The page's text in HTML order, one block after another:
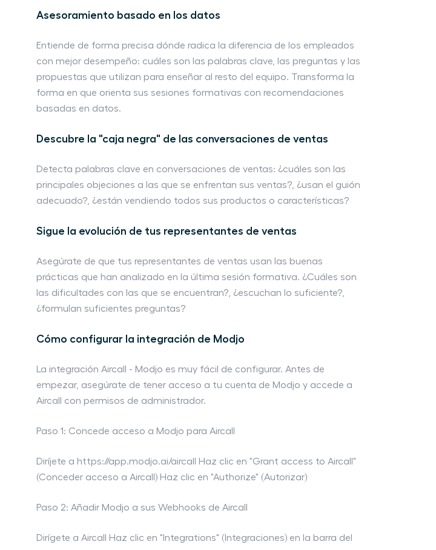
Asesoramiento basado en los datos
Entiende de forma precisa dónde radica la diferencia de los empleados
con mejor desempeño: cuáles son las palabras clave, las preguntas y las
propuestas que utilizan para enseñar al resto del equipo. Transforma la
forma en que orienta sus sesiones formativas con recomendaciones
basadas en datos.
Descubre la "caja negra" de las conversaciones de ventas
Detecta palabras clave en conversaciones de ventas: ¿cuáles son las
principales objeciones a las que se enfrentan sus ventas?, ¿usan el guión
adecuado?, ¿están vendiendo todos sus productos o características?
Sigue la evolución de tus representantes de ventas
Asegúrate de que tus representantes de ventas usan las buenas
prácticas que han analizado en la última sesión formativa. ¿Cuáles son
las dificultades con las que se encuentran?, ¿escuchan lo suficiente?,
¿formulan suficientes preguntas?
Cómo configurar la integración de Modjo
La integración Aircall - Modjo es muy fácil de configurar. Antes de
empezar, asegúrate de tener acceso a tu cuenta de Modjo y accede a
Aircall con permisos de administrador.
Paso 1: Concede acceso a Modjo para Aircall
Diríjete a https://app.modjo.ai/aircall Haz clic en "Grant access to Aircall"
(Conceder acceso a Aircall) Haz clic en "Authorize" (Autorizar)
Paso 2: Añadir Modjo a sus Webhooks de Aircall
Dirígete a Aircall Haz clic en "Integrations" (Integraciones) en la barra del